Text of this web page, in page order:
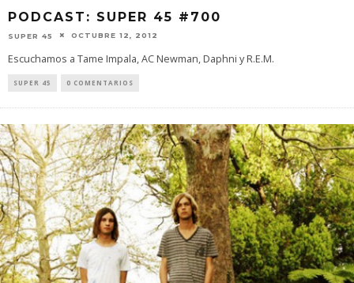
PODCAST: SUPER 45 #700
SUPER 45 OCTUBRE 12, 2012
Escuchamos a Tame Impala, AC Newman, Daphni y R.E.M.
SUPER 45 0 COMENTARIOS